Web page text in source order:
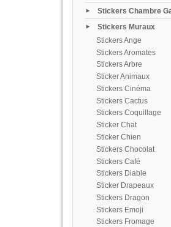
Stickers Chambre
Stickers Muraux
Stickers Ange
Stickers Aromates
Stickers Arbre
Sticker Animaux
Stickers Cinéma
Stickers Cactus
Stickers Coquillage
Sticker Chat
Sticker Chien
Stickers Chocolat
Stickers Café
Stickers Diable
Sticker Drapeaux
Stickers Dragon
Stickers Emoji
Stickers Fromage